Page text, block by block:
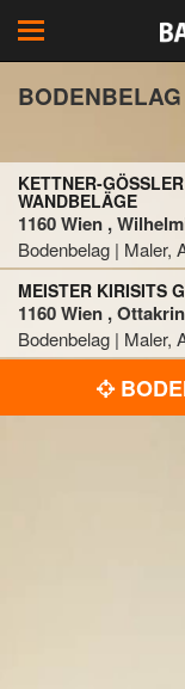
Toggle
navigation
KETTNER-
WANDBELÄGE
1160 Wien ,
MEISTER KIRISITS
1160 Wien ,
Bodenbelag | Maler,